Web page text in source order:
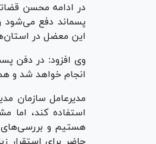
پسماند دفع می‌شود
این معضل در
وی افزود: در دفن
انجام خواهد شد و
مدیرعامل سازمان
استفاده کند، اما